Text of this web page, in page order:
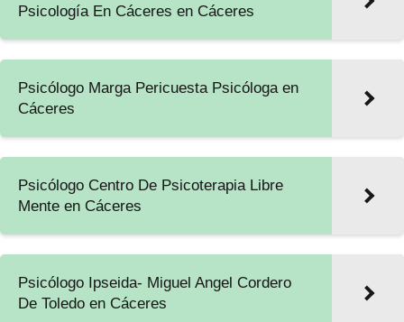
Psicología En Cáceres en Cáceres
Psicólogo Marga Pericuesta Psicóloga en
Cáceres
Psicólogo Centro De Psicoterapia Libre
Mente en Cáceres
Psicólogo Ipseida- Miguel Angel Cordero
De Toledo en Cáceres